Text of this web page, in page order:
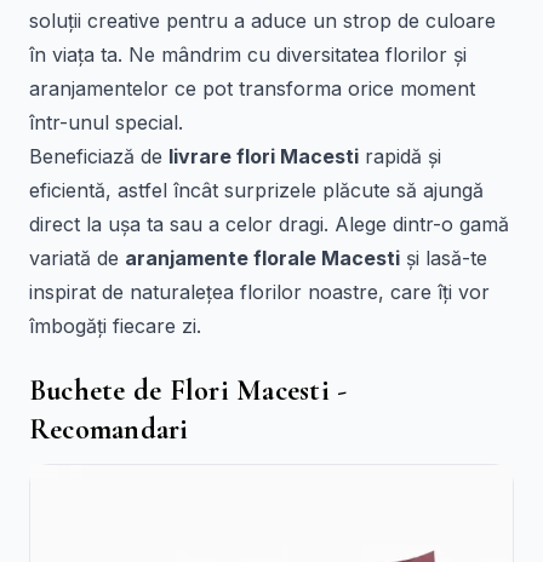
soluții creative pentru a aduce un strop de culoare
în viața ta. Ne mândrim cu diversitatea florilor și
aranjamentelor ce pot transforma orice moment
într-unul special.
Beneficiază de livrare flori Macesti rapidă și
eficientă, astfel încât surprizele plăcute să ajungă
direct la ușa ta sau a celor dragi. Alege dintr-o gamă
variată de aranjamente florale Macesti și lasă-te
inspirat de naturalețea florilor noastre, care îți vor
îmbogăți fiecare zi.
Buchete de Flori Macesti -
Recomandari